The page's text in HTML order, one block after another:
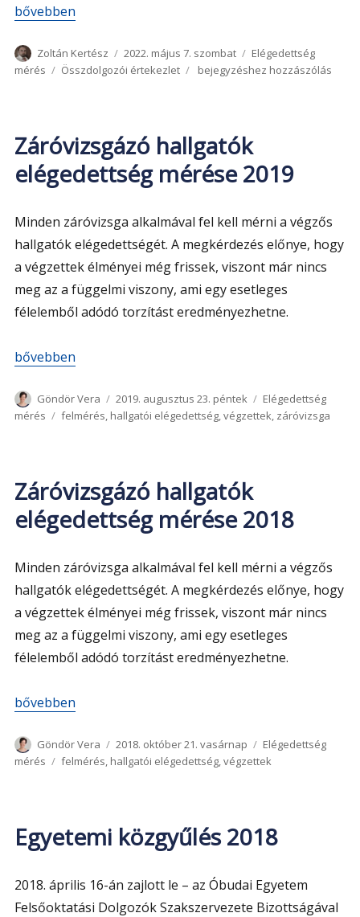
„A 2022 áprilisi Összdolgozói Értekezletet értékelése”
bővebben
Szerző
Zoltán Kertész Közzétéve
2022. május 7. szombat Kategória
Elégedettség
mérés
Címke
Összdolgozói értekezlet
A
Értekezletet
értékelése
bejegyzéshez hozzászólás
Záróvizsgázó hallgatók
elégedettség mérése 2019
Minden záróvizsga alkalmával fel kell mérni a végzős
hallgatók elégedettségét. A megkérdezés előnye, hogy
a végzettek élményei még frissek, viszont már nincs
meg az a függelmi viszony, ami egy esetleges
félelemből adódó torzítást eredményezhetne.
„Záróvizsgázó hallgatók elégedettség mérése 2019”
bővebben
Szerző
Göndör Vera Közzétéve
2019. augusztus 23. péntek Kategória
Elégedettség
mérés
Címke
felmérés, hallgatói elégedettség,végzettek, záróvizsga
Záróvizsgázó hallgatók
elégedettség mérése 2018
Minden záróvizsga alkalmával fel kell mérni a végzős
hallgatók elégedettségét. A megkérdezés előnye, hogy
a végzettek élményei még frissek, viszont már nincs
meg az a függelmi viszony, ami egy esetleges
félelemből adódó torzítást eredményezhetne.
„Záróvizsgázó hallgatók elégedettség mérése 2018”
bővebben
Szerző
Göndör Vera Közzétéve
2018. október 21. vasárnap Kategória
Elégedettség
mérés
Címke
felmérés, hallgatói elégedettség,végzettek
Egyetemi közgyűlés 2018
2018. április 16-án zajlott le – az Óbudai Egyetem
Felsőoktatási Dolgozók Szakszervezete Bizottságával